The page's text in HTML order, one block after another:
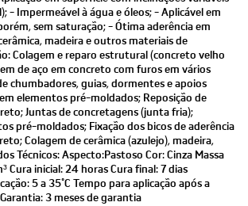
- Impermeável à água e óleos; - Aplicável em
sem saturação; - Ótima aderência em
madeira e outros materiais de
Colagem e reparo estrutural (concreto velho
de aço em concreto com furos em vários
chumbadores, guias, dormentes e apoios
elementos pré-moldados; Reposição de
Juntas de concretagens (junta fria);
pré-moldados; Fixação dos bicos de aderência
Colagem de cerâmica (azulejo), madeira,
Técnicos: Aspecto:Pastoso Cor: Cinza Massa
Cura inicial: 24 horas Cura final: 7 dias
5 a 35°C Tempo para aplicação após a
3 meses de garantia